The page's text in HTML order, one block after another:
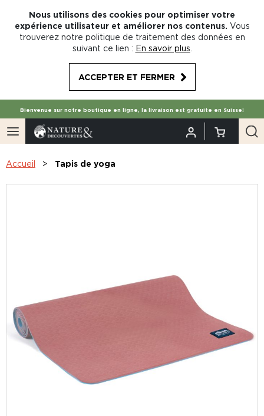
Nous utilisons des cookies pour optimiser votre
expérience utilisateur et améliorer nos contenus. Vous
trouverez notre politique de traitement des données en
suivant ce lien : En savoir plus
ACCEPTER ET FERMER
Bienvenue sur notre boutique en ligne, la livraison est gratuite en Suisse!
Accueil Tapis de yoga